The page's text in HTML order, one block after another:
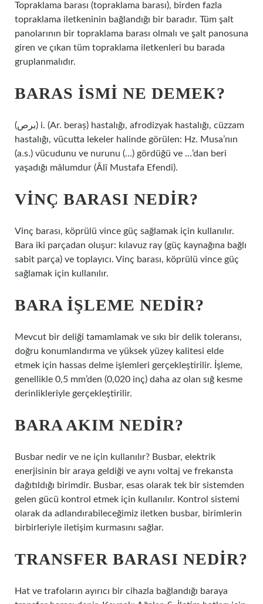
Topraklama barası (topraklama barası), birden fazla
topraklama iletkeninin bağlandığı bir baradır. Tüm şalt
panolarının bir topraklama barası olmalı ve şalt panosuna
giren ve çıkan tüm topraklama iletkenleri bu barada
gruplanmalıdır.
BARAS ISMI NE DEMEK?
(ﺑﺮﺹ) i. (Ar. beraṣ) hastalığı, afrodizyak hastalığı, cüzzam
hastalığı, vücutta lekeler halinde görülen: Hz. Musa’nın
(a.s.) vücudunu ve nurunu (…) gördüğü ve …’dan beri
yaşadığı mâlumdur (Âlî Mustafa Efendi).
VINÇ BARASI NEDIR?
Vinç barası, köprülü vince güç sağlamak için kullanılır.
Bara iki parçadan oluşur: kılavuz ray (güç kaynağına bağlı
sabit parça) ve toplayıcı. Vinç barası, köprülü vince güç
sağlamak için kullanılır.
BARA IŞLEME NEDIR?
Mevcut bir deliği tamamlamak ve sıkı bir delik toleransı,
doğru konumlandırma ve yüksek yüzey kalitesi elde
etmek için hassas delme işlemleri gerçekleştirilir. İşleme,
genellikle 0,5 mm’den (0,020 inç) daha az olan sığ kesme
derinlikleriyle gerçekleştirilir.
BARA AKIM NEDIR?
Busbar nedir ve ne için kullanılır? Busbar, elektrik
enerjisinin bir araya geldiği ve aynı voltaj ve frekansta
dağıtıldığı birimdir. Busbar, esas olarak tek bir sistemden
gelen gücü kontrol etmek için kullanılır. Kontrol sistemi
olarak da adlandırabileceğimiz iletken busbar, birimlerin
birbirleriyle iletişim kurmasını sağlar.
TRANSFER BARASI NEDIR?
Hat ve trafoların ayırıcı bir cihazla bağlandığı baraya